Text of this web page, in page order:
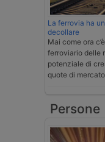
La ferrovia ha
decollare
Mai come ora
ferroviario delle
potenziale di
quote di
Persone